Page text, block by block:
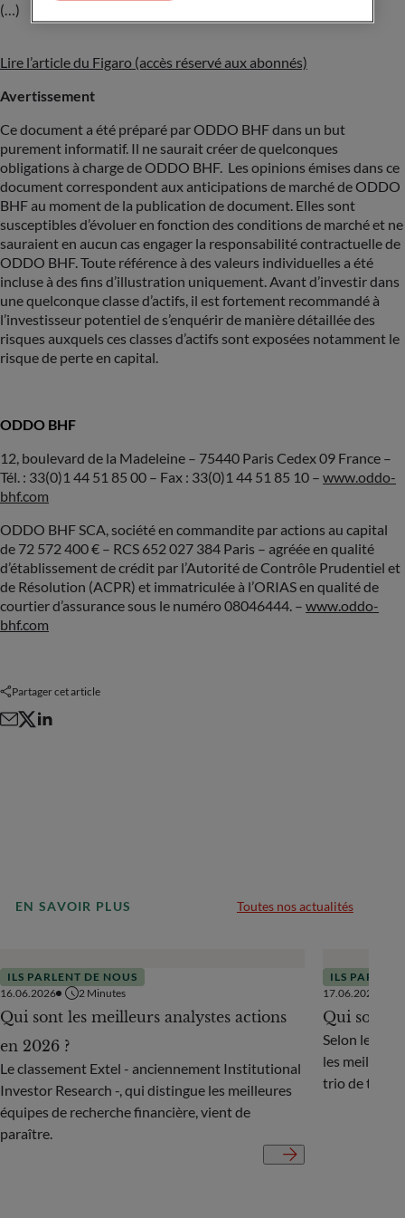
(…)
Lire l’article du Figaro (accès réservé aux abonnés)
Avertissement
Ce document a été préparé par ODDO BHF dans un but
purement informatif. Il ne saurait créer de quelconques
obligations à charge de ODDO BHF. Les opinions émises dans ce
document correspondent aux anticipations de marché de ODDO
BHF au moment de la publication de document. Elles sont
susceptibles d’évoluer en fonction des conditions de marché et ne
sauraient en aucun cas engager la responsabilité contractuelle de
ODDO BHF. Toute référence à des valeurs individuelles a été
incluse à des fins d’illustration uniquement. Avant d’investir dans
une quelconque classe d’actifs, il est fortement recommandé à
l’investisseur potentiel de s’enquérir de manière détaillée des
risques auxquels ces classes d’actifs sont exposées notamment le
risque de perte en capital.
ODDO BHF
12, boulevard de la Madeleine – 75440 Paris Cedex 09 France –
Tél. : 33(0)1 44 51 85 00 – Fax : 33(0)1 44 51 85 10 – www.oddo-
bhf.com
ODDO BHF SCA, société en commandite par actions au capital
de 72 572 400€ – RCS 652 027 384 Paris – agréée en qualité
d’établissement de crédit par l’Autorité de Contrôle Prudentiel et
de Résolution (ACPR) et immatriculée à l’ORIAS en qualité de
courtier d’assurance sous le numéro 08046444. – www.oddo-
bhf.com
Partager cet article
EN SAVOIR PLUS Toutes nos actualités
ILS PARLENT DE NOUS
16.06.2026
2 Minutes
Qui sont les meilleurs analystes actions
en 2026 ?
Le classement Extel - anciennement Institutional
Investor Research -, qui distingue les meilleures
équipes de recherche financière, vient de
paraître.
ILS
17.06.2025
Qui sont
Selon le
les
trio de tête